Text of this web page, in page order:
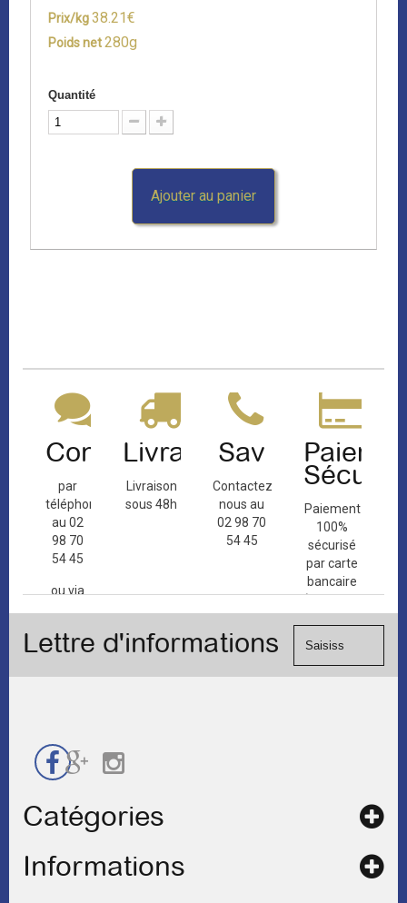
Prix/kg38.21€
Poids net280g
Quantité
Ajouter au panier
Contact
par
téléphone
au 02
98 70
54 45
ou via
de
Livraison
Livraison
sous 48h
Sav
Contactez-
nous au
02 98 70
54 45
Paiement
100%
sécurisé
par carte
bancaire
(Mastercard,
Visa, ...) et
Lettre d'informations
Catégories
Informations